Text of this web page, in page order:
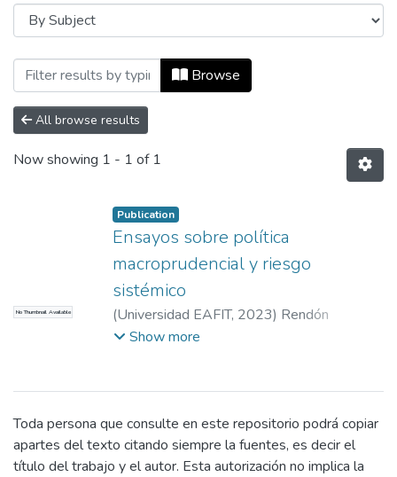
Browsing Doctorado en Economía (tesis)
Browse
All browse results
Now showing 1 - 1 of 1
No Thumbnail Available
Publication
Ensayos sobre política
macroprudencial y riesgo
sistémico
(Universidad EAFIT, 2023) Rendón
González, Nataly
Show more
Toda persona que consulte en este repositorio podrá copiar
apartes del texto citando siempre la fuentes, es decir el
título del trabajo y el autor. Esta autorización no implica la